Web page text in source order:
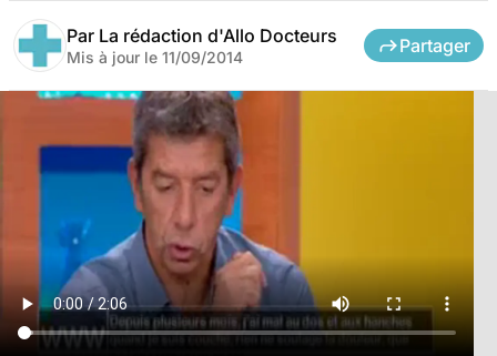
Par La rédaction d'Allo Docteurs
Mis à jour le 11/09/2014
Partager